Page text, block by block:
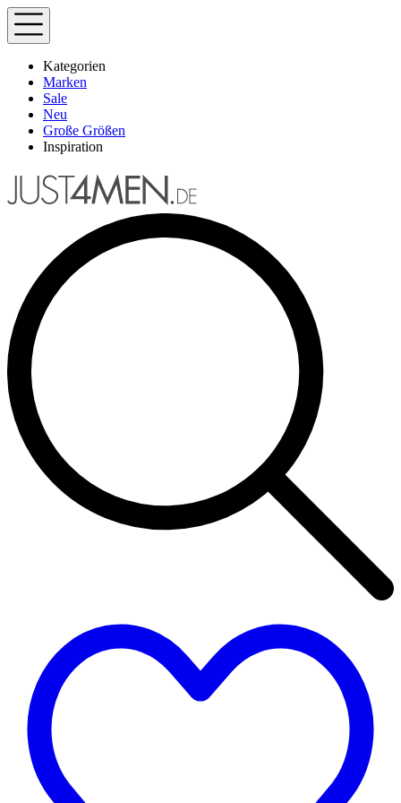
Kategorien
Marken
Sale
Neu
Große Größen
Inspiration